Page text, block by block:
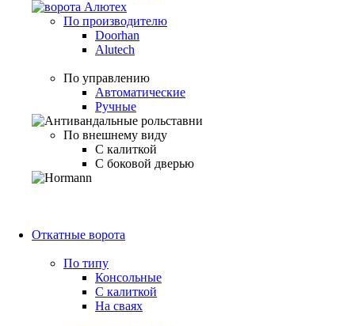
По производителю
Doorhan
Alutech
По управлению
Автоматические
Ручные
По внешнему виду
С калиткой
С боковой дверью
Откатные ворота
По типу
Консольные
С калиткой
На сваях